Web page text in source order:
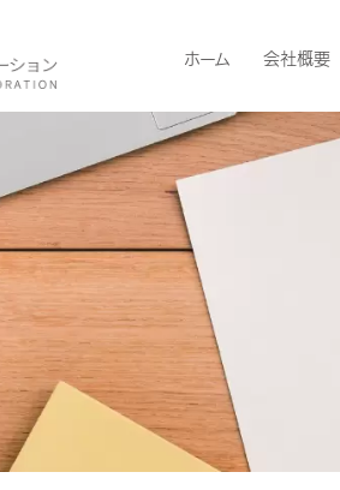
ホーム 会社概要